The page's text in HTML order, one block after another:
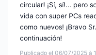
Publicado el 06/07/2025 à
circular! ¡Sí, sí!... pero
vida con super PCs
como nuevos! ¡Bravo
continuación!